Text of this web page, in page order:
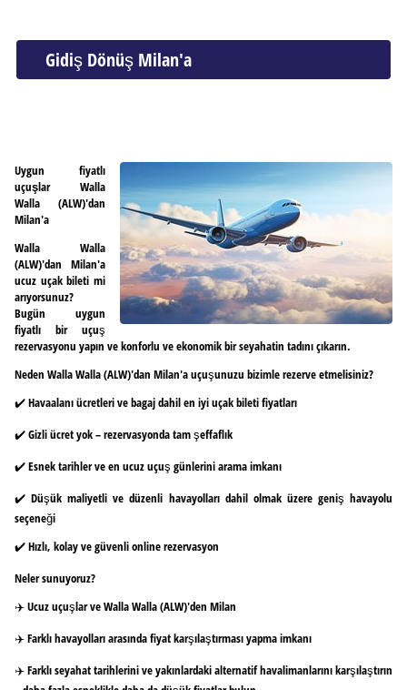
Gidiş Dönüş Milan'a
Uygun fiyatlı
uçuşlar Walla
Walla (ALW)'dan
Milan'a
Walla Walla
(ALW)'dan Milan'a
ucuz uçak bileti mi
arıyorsunuz?
Bugün uygun
fiyatlı bir uçuş
rezervasyonu yapın ve konforlu ve ekonomik bir seyahatin tadını çıkarın.
Neden Walla Walla (ALW)'dan Milan'a uçuşunuzu bizimle rezerve etmelisiniz?
✔️ Havaalanı ücretleri ve bagaj dahil en iyi uçak bileti fiyatları
✔️ Gizli ücret yok – rezervasyonda tam şeffaflık
✔️ Esnek tarihler ve en ucuz uçuş günlerini arama imkanı
✔️ Düşük maliyetli ve düzenli havayolları dahil olmak üzere geniş havayolu
seçeneği
✔️ Hızlı, kolay ve güvenli online rezervasyon
Neler sunuyoruz?
✈️ Ucuz uçuşlar ve Walla Walla (ALW)'den Milan
✈️ Farklı havayolları arasında fiyat karşılaştırması yapma imkanı
✈️ Farklı seyahat tarihlerini ve yakınlardaki alternatif havalimanlarını karşılaştırın